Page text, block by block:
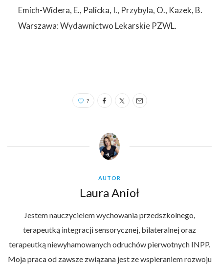
Emich-Widera, E., Palicka, I., Przybyla, O., Kazek, B.
Warszawa: Wydawnictwo Lekarskie PZWL.
?
AUTOR
Laura Anioł
Jestem nauczycielem wychowania przedszkolnego,
terapeutką integracji sensorycznej, bilateralnej oraz
terapeutką niewyhamowanych odruchów pierwotnych INPP.
Moja praca od zawsze związana jest ze wspieraniem rozwoju